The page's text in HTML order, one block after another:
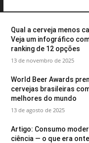
Qual a cerveja menos
Veja um infográfico
ranking de 12 opções
13 de novembro de 2025
World Beer Awards
cervejas brasileiras
melhores do mundo
13 de agosto de 2025
Artigo: Consumo
ciência — o que era